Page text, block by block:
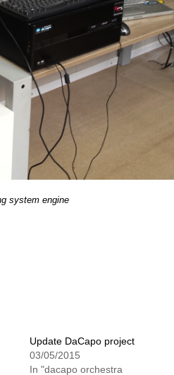
system engine
Update DaCapo project
03/05/2015
In "dacapo orchestra